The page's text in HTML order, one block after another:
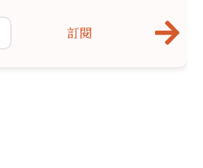
訂閱